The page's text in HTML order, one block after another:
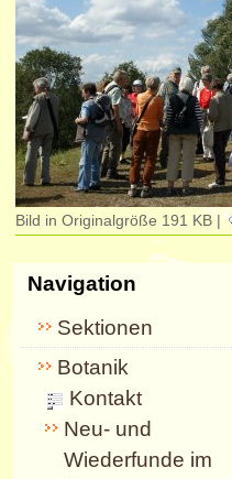
Bild in Originalgröße 191 KB |
Navigation
Sektionen
Botanik
Kontakt
Neu- und
Wiederfunde im